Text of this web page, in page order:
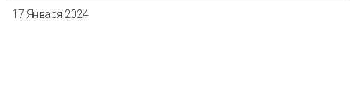
17 Января 2024